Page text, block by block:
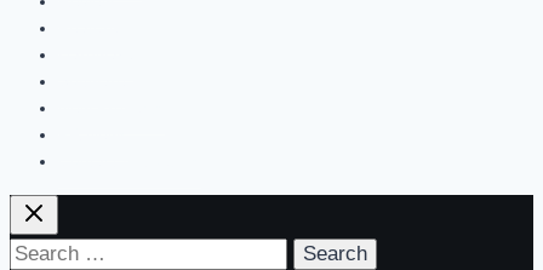
Search